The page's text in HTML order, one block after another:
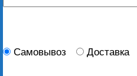
Самовывоз Доставка